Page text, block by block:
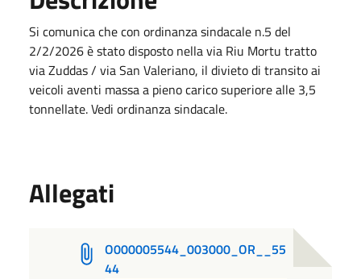
Si comunica che con ordinanza sindacale n.5 del
2/2/2026 è stato disposto nella via Riu Mortu tratto
via Zuddas / via San Valeriano, il divieto di transito ai
veicoli aventi massa a pieno carico superiore alle 3,5
tonnellate. Vedi ordinanza sindacale.
Allegati
O000005544_003000_OR__55
44